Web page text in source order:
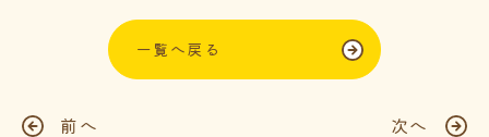
一覧へ戻る
前へ 次へ